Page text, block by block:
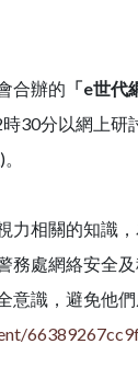
合辦的 「e世代
30分以網上研
)。
相關的知識，
處網絡安全
識，避免他